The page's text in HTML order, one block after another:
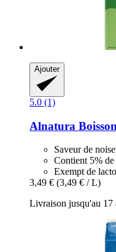
Ajouter
5.0 (1)
Alnatura
Saveur de
Contient 5%
Exempt de
3,49 € (3,49 € / L)
Livraison jusqu'au 17